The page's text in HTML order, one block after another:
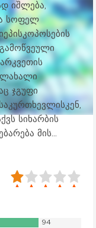
იშლება,
სოფელ
ჯგუფი
სიხარბის
მის...
5
94